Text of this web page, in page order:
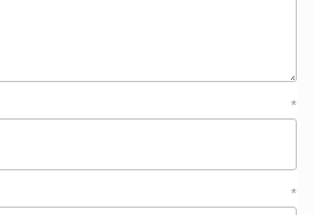
*
*